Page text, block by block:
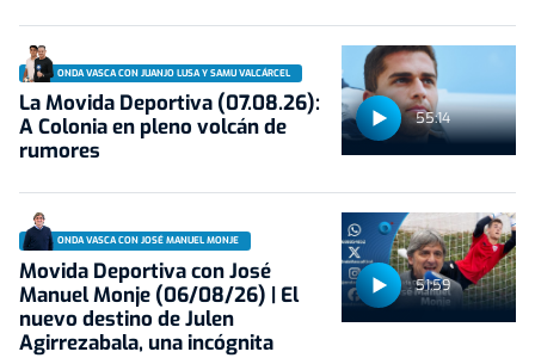
55:14
ONDA VASCA CON JUANJO LUSA Y SAMU VALCÁRCEL
La Movida Deportiva (07.08.26):
A Colonia en pleno volcán de
rumores
51:59
ONDA VASCA CON JOSÉ MANUEL MONJE
Movida Deportiva con José
Manuel Monje (06/08/26) | El
nuevo destino de Julen
Agirrezabala, una incógnita